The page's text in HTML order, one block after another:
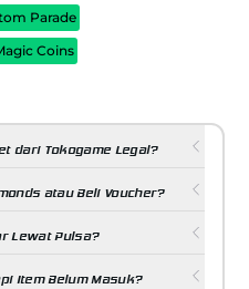
Parade
Coins
dari Tokogame Legal?
atau Beli Voucher?
Lewat Pulsa?
Item Belum Masuk?